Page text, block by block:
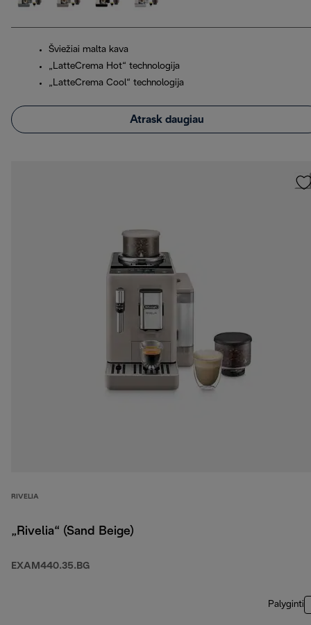
Šviežiai malta kava
„LatteCrema Hot“ technologija
„LatteCrema Cool“ technologija
Atrask daugiau
RIVELIA
„Rivelia“ (Sand Beige)
EXAM440.35.BG
Palyginti